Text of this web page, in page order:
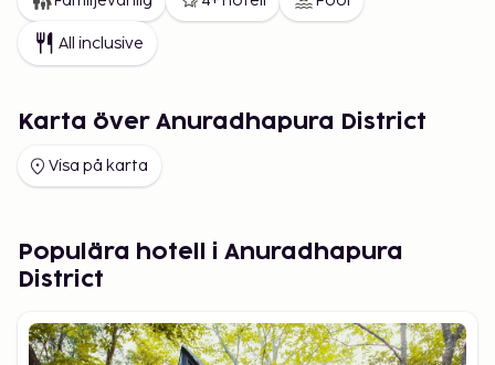
All inclusive
Karta över Anuradhapura District
Visa på karta
Populära hotell i Anuradhapura
District